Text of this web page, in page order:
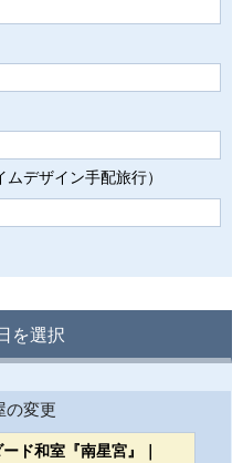
デザイン手配旅行）
を選択
の変更
ド和室『南星宮』｜